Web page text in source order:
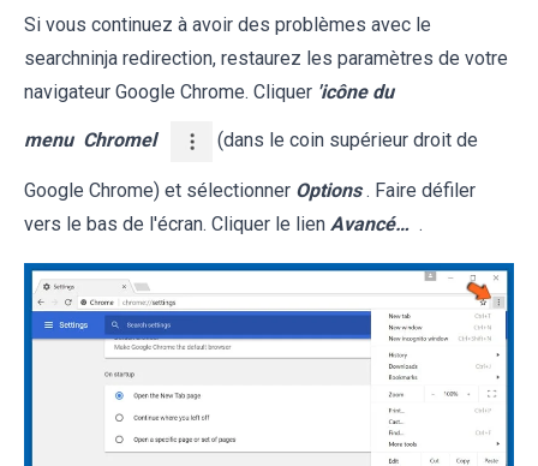
Si vous continuez à avoir des problèmes avec le
searchninja redirection, restaurez les paramètres de votre
navigateur Google Chrome. Cliquer 'icône du
menu Chromel (dans le coin supérieur droit de
Google Chrome) et sélectionner Options . Faire défiler
vers le bas de l'écran. Cliquer le lien Avancé… .